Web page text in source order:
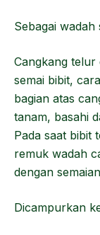
Sebagai wadah
Cangkang telur
semai bibit,
bagian atas
tanam, basahi
Pada saat bibit
remuk wadah
dengan
Dicampurkan